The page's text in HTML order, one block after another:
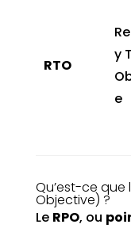
RTO
y
e
Qu’est-ce que
Objective) ?
Le RPO, ou